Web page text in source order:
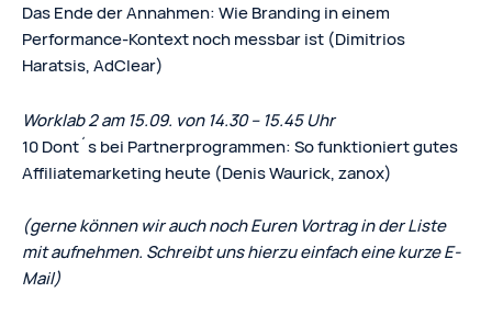
Das Ende der Annahmen: Wie Branding in einem
Performance-Kontext noch messbar ist (Dimitrios
Haratsis, AdClear)
Worklab 2 am 15.09. von 14.30 – 15.45 Uhr
10 Dont´s bei Partnerprogrammen: So funktioniert gutes
Affiliatemarketing heute (Denis Waurick, zanox)
(gerne können wir auch noch Euren Vortrag in der Liste
mit aufnehmen. Schreibt uns hierzu einfach eine kurze E-
Mail)